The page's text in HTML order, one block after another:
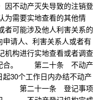
不动产灭失导致的注销登
需要实地查看的其他情
可能涉及他人利害关系的
请人、利害关系人或者有
构进行实地查看或者调查
配合。 第二十条 不动产
30个工作日内办结不动产
。 第二十一条 登记事项